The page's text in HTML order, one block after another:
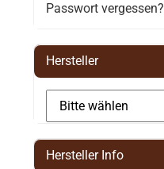
Passwort vergessen?
Hersteller
Hersteller Info